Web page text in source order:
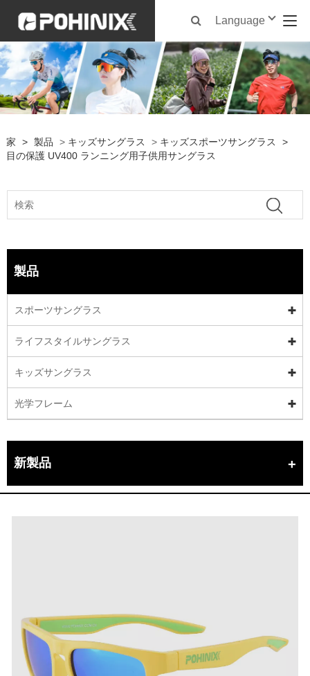
Language
家 > 製品 > キッズサングラス > キッズスポーツサングラス
>
目の保護 UV400 ランニング用子供用サングラス
製品
スポーツサングラス
ライフスタイルサングラス
キッズサングラス
光学フレーム
新製品